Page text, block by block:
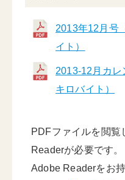
2013年12月号
イト）
2013-12月カ
キロバイト）
PDFファイルを閲覧
Readerが必要です。
Adobe Readerをお